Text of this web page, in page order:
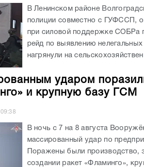
В Ленинском районе
полиции совместно с ГУФССП,
при силовой поддержке СОБРа
рейд по выявлению
нагрянули на
ударом
и крупную базу ГСМ
09:38
В ночь с 7 на 8 августа
массированный удар по
Поражены были производство,
создании ракет «Фламинго»,